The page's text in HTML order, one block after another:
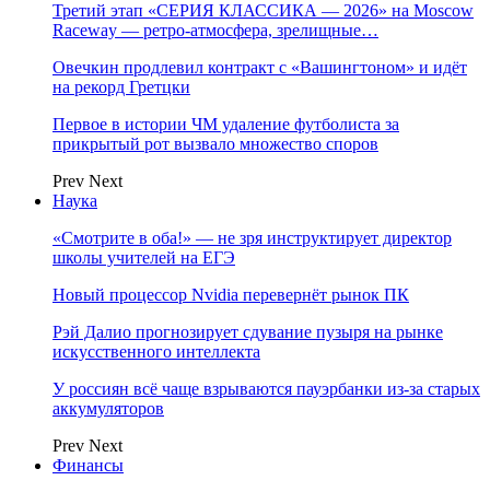
Третий этап «СЕРИЯ КЛАССИКА — 2026» на Moscow
Raceway — ретро‑атмосфера, зрелищные…
Овечкин продлевил контракт с «Вашингтоном» и идёт
на рекорд Гретцки
Первое в истории ЧМ удаление футболиста за
прикрытый рот вызвало множество споров
Prev Next
Наука
«Смотрите в оба!» — не зря инструктирует директор
школы учителей на ЕГЭ
Новый процессор Nvidia перевернёт рынок ПК
Рэй Далио прогнозирует сдувание пузыря на рынке
искусственного интеллекта
У россиян всё чаще взрываются пауэрбанки из-за старых
аккумуляторов
Prev Next
Финансы